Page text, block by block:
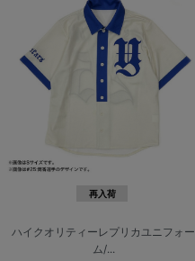
再入荷
ハイクオリティーレプリカユニフォー
ム/...